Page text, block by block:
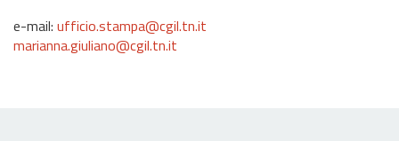
e-mail: ufficio.stampa@cgil.tn.it
marianna.giuliano@cgil.tn.it